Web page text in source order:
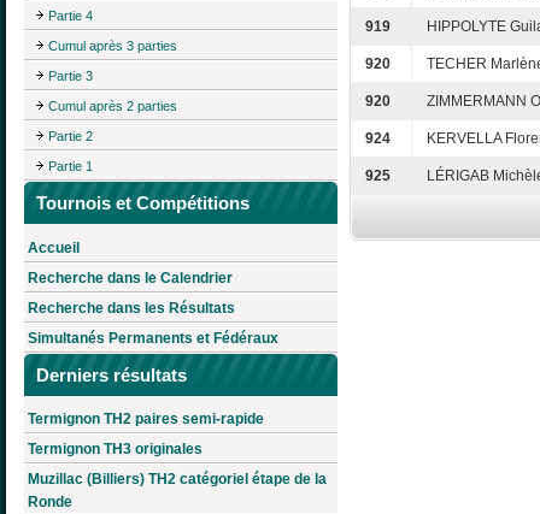
Partie 4
Cumul après 3 parties
Partie 3
Cumul après 2 parties
Partie 2
Partie 1
Tournois et Compétitions
Accueil
Recherche dans le Calendrier
Recherche dans les Résultats
Simultanés Permanents et Fédéraux
Derniers résultats
Termignon TH2 paires semi-rapide
Termignon TH3 originales
Muzillac (Billiers) TH2 catégoriel étape de la
Ronde
919 HIPPOLYTE
920 TECHER
920 ZIMMERMANN
924 KERVELLA
925 LÉRIGAB